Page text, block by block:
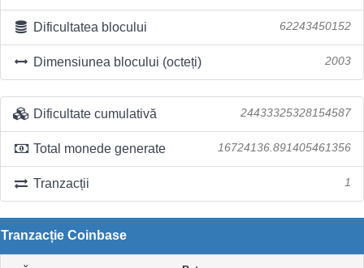
Dificultatea blocului 62243450152
Dimensiunea blocului (octeți) 2003
Dificultate cumulativă 24433325328154587
Total monede generate 16724136.891405461356
Tranzacții 1
Tranzacție Coinbase